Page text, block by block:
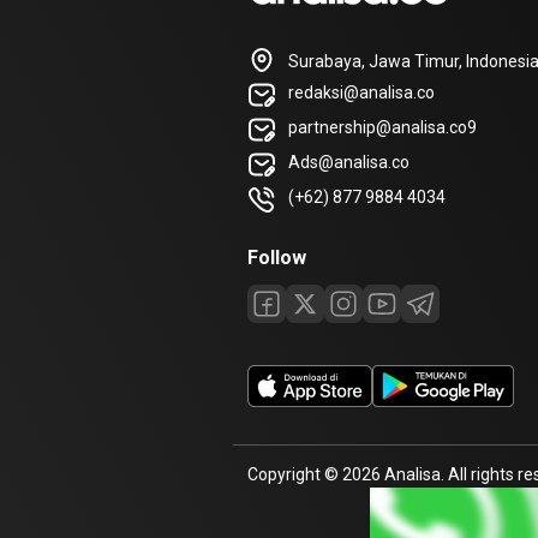
Surabaya, Jawa Timur, Indonesia
redaksi@analisa.co
partnership@analisa.co9
Ads@analisa.co
(+62) 877 9884 4034
Follow
Copyright © 2026 Analisa. All rights